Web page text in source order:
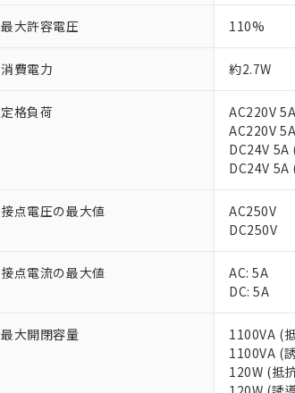
最大許容電圧 110%
消費電力 約2.7W
定格負荷
AC220V
AC220V
DC24V 5A
DC24V
接点電圧の最大値
AC250V
DC250V
接点電流の最大値
AC: 5A
DC: 5A
最大開閉容量
1100VA (
1100VA (
120W (抵